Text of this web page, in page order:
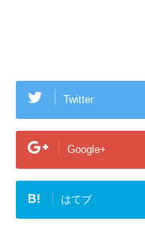
Twitter
Google+
B! はてブ